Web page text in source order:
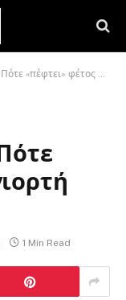
φέτος η γιορτή των εκπτώσεων
1 Min Read